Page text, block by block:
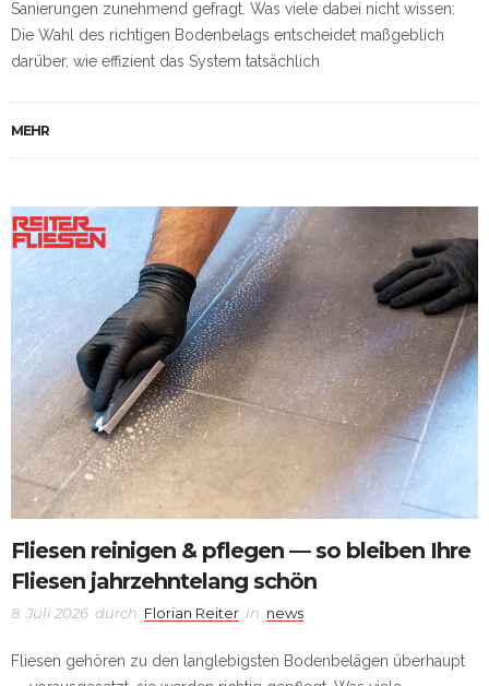
Sanierungen zunehmend gefragt. Was viele dabei nicht wissen:
Die Wahl des richtigen Bodenbelags entscheidet maßgeblich
darüber, wie effizient das System tatsächlich
MEHR
Fliesen reinigen & pflegen — so bleiben Ihre
Fliesen jahrzehntelang schön
8. Juli 2026 durch Florian Reiter in news
Fliesen gehören zu den langlebigsten Bodenbelägen überhaupt